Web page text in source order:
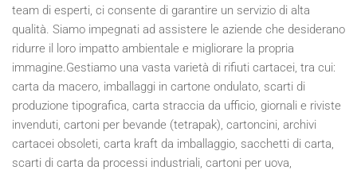
team di esperti, ci consente di garantire un servizio di alta
qualità. Siamo impegnati ad assistere le aziende che desiderano
ridurre il loro impatto ambientale e migliorare la propria
immagine.Gestiamo una vasta varietà di rifiuti cartacei, tra cui:
carta da macero, imballaggi in cartone ondulato, scarti di
produzione tipografica, carta straccia da ufficio, giornali e riviste
invenduti, cartoni per bevande (tetrapak), cartoncini, archivi
cartacei obsoleti, carta kraft da imballaggio, sacchetti di carta,
scarti di carta da processi industriali, cartoni per uova,